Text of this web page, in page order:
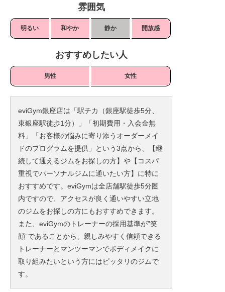
雰囲気
明るい 和やか 静か 開放感
おすすめしたい人
男性 女性
eviGym銀座店は「駅チカ（銀座駅徒歩5分、
東銀座駅徒歩1分）」「初期費用・入会金無
料」「お客様の悩みに寄り添うオーダーメイ
ドのプログラムを提供」という3点から、【継
続して通えるジムをお探しの方】や【コスパ
重視でパーソナルジムに通いたい方】に特に
おすすめです。eviGymは全店舗駅徒歩5分圏
内ですので、アクセスが良く通いやすい立地
のジムをお探しの方にもおすすめできます。
また、eviGymのトレーナーの採用基準が”笑
顔”であることから、親しみやすく信頼できる
トレーナーとマンツーマンでボディメイクに
取り組みたいという方にはピッタリのジムで
す。